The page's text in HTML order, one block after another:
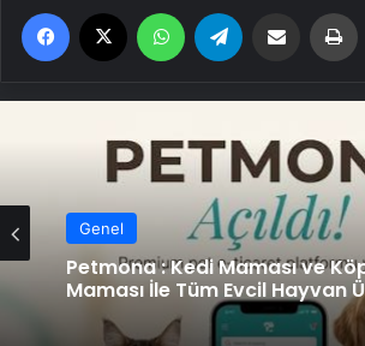
Facebook WhatsApp Email'den paylaş
Genel
Genel
Fiber İnternet ile Ev İnterneti
Seçilir